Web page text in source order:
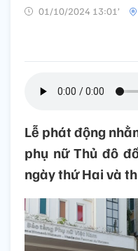
01/10/2024 13:01’
Lễ phát động
phụ nữ Thủ đô
ngày thứ Hai và